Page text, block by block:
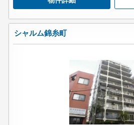
シャルム錦糸町